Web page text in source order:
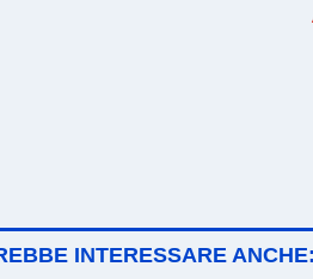
INTERESSARE ANCHE: